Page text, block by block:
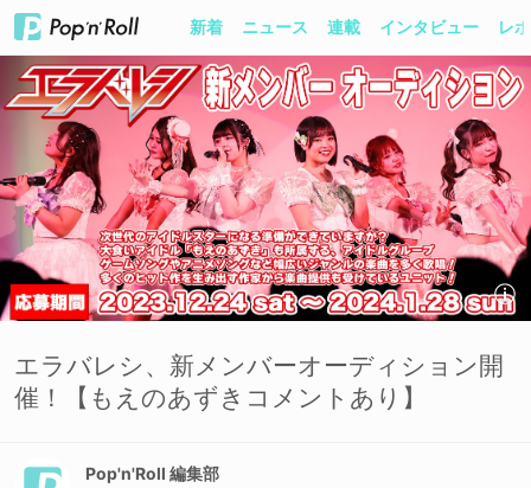
新着 ニュース 連載 インタビュー レ
エラバレシ、新メンバーオーディション開
催！【もえのあずきコメントあり】
Pop'n'Roll 編集部